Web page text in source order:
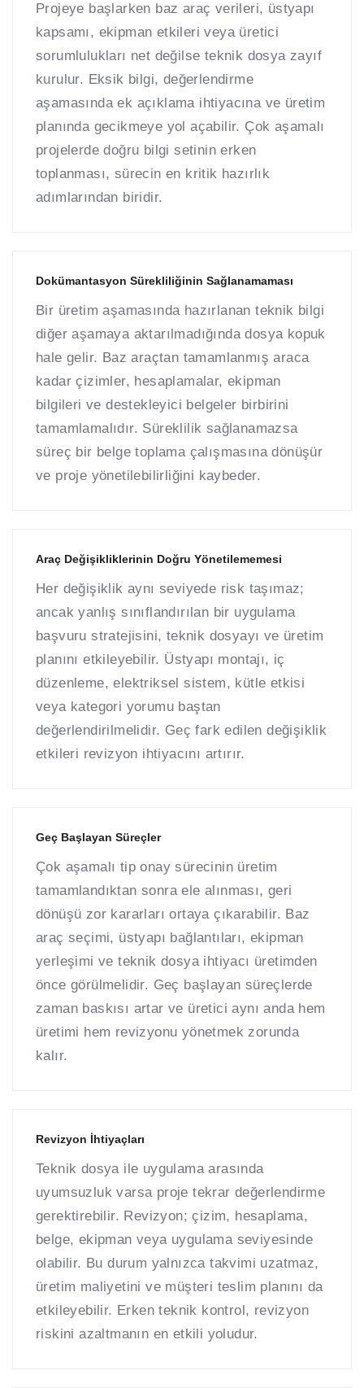
Projeye başlarken baz araç verileri, üstyapı
kapsamı, ekipman etkileri veya üretici
sorumlulukları net değilse teknik dosya zayıf
kurulur. Eksik bilgi, değerlendirme
aşamasında ek açıklama ihtiyacına ve üretim
planında gecikmeye yol açabilir. Çok aşamalı
projelerde doğru bilgi setinin erken
toplanması, sürecin en kritik hazırlık
adımlarından biridir.
Dokümantasyon Sürekliliğinin Sağlanamaması
Bir üretim aşamasında hazırlanan teknik bilgi
diğer aşamaya aktarılmadığında dosya kopuk
hale gelir. Baz araçtan tamamlanmış araca
kadar çizimler, hesaplamalar, ekipman
bilgileri ve destekleyici belgeler birbirini
tamamlamalıdır. Süreklilik sağlanamazsa
süreç bir belge toplama çalışmasına dönüşür
ve proje yönetilebilirliğini kaybeder.
Araç Değişikliklerinin Doğru Yönetilememesi
Her değişiklik aynı seviyede risk taşımaz;
ancak yanlış sınıflandırılan bir uygulama
başvuru stratejisini, teknik dosyayı ve üretim
planını etkileyebilir. Üstyapı montajı, iç
düzenleme, elektriksel sistem, kütle etkisi
veya kategori yorumu baştan
değerlendirilmelidir. Geç fark edilen değişiklik
etkileri revizyon ihtiyacını artırır.
Geç Başlayan Süreçler
Çok aşamalı tip onay sürecinin üretim
tamamlandıktan sonra ele alınması, geri
dönüşü zor kararları ortaya çıkarabilir. Baz
araç seçimi, üstyapı bağlantıları, ekipman
yerleşimi ve teknik dosya ihtiyacı üretimden
önce görülmelidir. Geç başlayan süreçlerde
zaman baskısı artar ve üretici aynı anda hem
üretimi hem revizyonu yönetmek zorunda
kalır.
Revizyon İhtiyaçları
Teknik dosya ile uygulama arasında
uyumsuzluk varsa proje tekrar değerlendirme
gerektirebilir. Revizyon; çizim, hesaplama,
belge, ekipman veya uygulama seviyesinde
olabilir. Bu durum yalnızca takvimi uzatmaz,
üretim maliyetini ve müşteri teslim planını da
etkileyebilir. Erken teknik kontrol, revizyon
riskini azaltmanın en etkili yoludur.